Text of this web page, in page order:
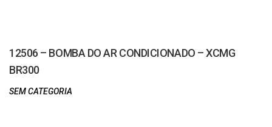
12506 – BOMBA DO AR CONDICIONADO – XCMG
BR300
SEM CATEGORIA